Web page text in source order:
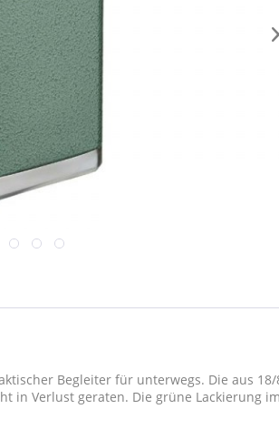
Begleiter für unterwegs. Die aus
in Verlust geraten. Die grüne Lackierung